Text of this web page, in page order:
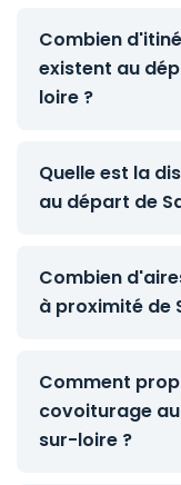
Combien
existent au
loire ?
Quelle est la
au départ de
Combien
à proximité de
Comment
covoiturage
sur-loire ?